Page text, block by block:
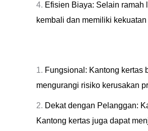
Efisien Biaya: Selain ramah
kembali dan memiliki
⁠Fungsional: Kantong kertas
mengurangi risiko kerusakan
⁠Dekat dengan Pelanggan:
Kantong kertas juga dapat